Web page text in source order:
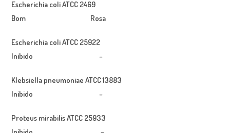
Escherichia coliATCC 2469
Bom Rosa
Escherichia coliATCC 25922
Inibido
–
Klebsiella pneumoniae ATCC 13883
Inibido –
Proteus mirabilisATCC 25933